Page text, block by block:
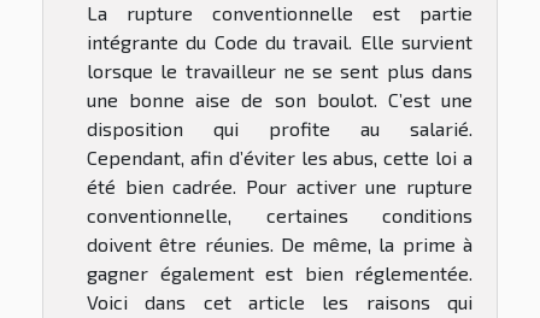
La rupture conventionnelle est partie
intégrante du Code du travail. Elle survient
lorsque le travailleur ne se sent plus dans
une bonne aise de son boulot. C’est une
disposition qui profite au salarié.
Cependant, afin d’éviter les abus, cette loi a
été bien cadrée. Pour activer une rupture
conventionnelle, certaines conditions
doivent être réunies. De même, la prime à
gagner également est bien réglementée.
Voici dans cet article les raisons qui